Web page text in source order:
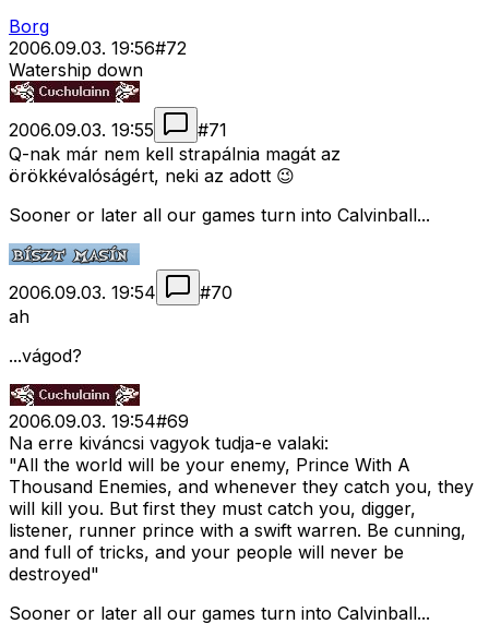
Borg
2006.09.03. 19:56#72
Watership down
2006.09.03. 19:55 #71
Q-nak már nem kell strapálnia magát az
örökkévalóságért, neki az adott 😉
Sooner or later all our games turn into Calvinball...
2006.09.03. 19:54 #70
ah
...vágod?
2006.09.03. 19:54#69
Na erre kiváncsi vagyok tudja-e valaki:
"All the world will be your enemy, Prince With A
Thousand Enemies, and whenever they catch you, they
will kill you. But first they must catch you, digger,
listener, runner prince with a swift warren. Be cunning,
and full of tricks, and your people will never be
destroyed"
Sooner or later all our games turn into Calvinball...